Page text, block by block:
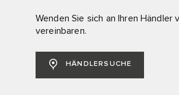
Wenden Sie sich an Ihren
vereinbaren.
HÄNDLERSUCHE